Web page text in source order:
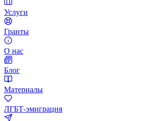
Услуги
Гранты
О нас
Блог
Материалы
ЛГБТ-эмиграция